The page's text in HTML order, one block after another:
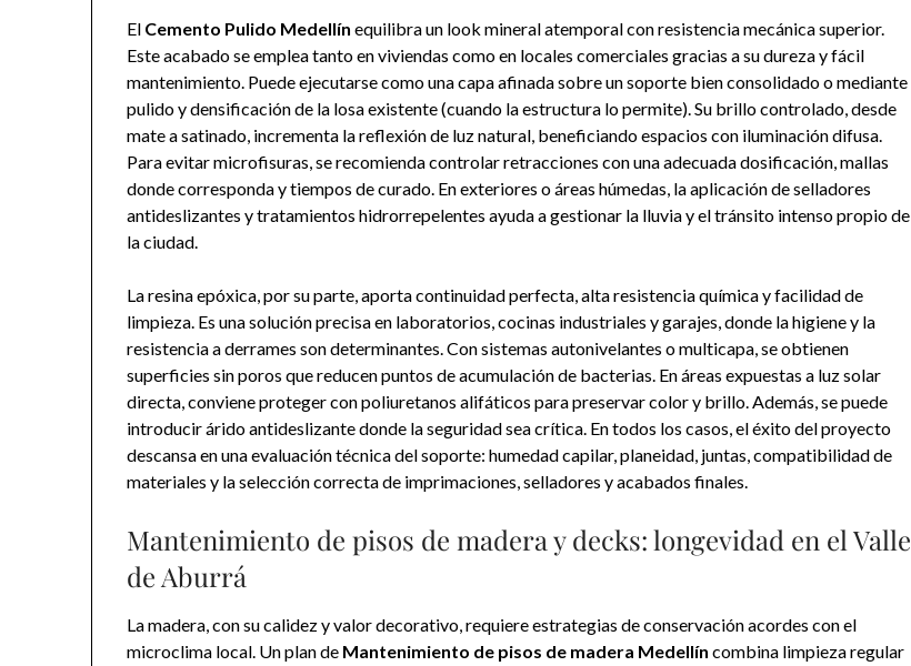
El Cemento Pulido Medellín equilibra un look mineral atemporal con resistencia mecánica superior.
Este acabado se emplea tanto en viviendas como en locales comerciales gracias a su dureza y fácil
mantenimiento. Puede ejecutarse como una capa afinada sobre un soporte bien consolidado o mediante
pulido y densificación de la losa existente (cuando la estructura lo permite). Su brillo controlado, desde
mate a satinado, incrementa la reflexión de luz natural, beneficiando espacios con iluminación difusa.
Para evitar microfisuras, se recomienda controlar retracciones con una adecuada dosificación, mallas
donde corresponda y tiempos de curado. En exteriores o áreas húmedas, la aplicación de selladores
antideslizantes y tratamientos hidrorrepelentes ayuda a gestionar la lluvia y el tránsito intenso propio de
la ciudad.
La resina epóxica, por su parte, aporta continuidad perfecta, alta resistencia química y facilidad de
limpieza. Es una solución precisa en laboratorios, cocinas industriales y garajes, donde la higiene y la
resistencia a derrames son determinantes. Con sistemas autonivelantes o multicapa, se obtienen
superficies sin poros que reducen puntos de acumulación de bacterias. En áreas expuestas a luz solar
directa, conviene proteger con poliuretanos alifáticos para preservar color y brillo. Además, se puede
introducir árido antideslizante donde la seguridad sea crítica. En todos los casos, el éxito del proyecto
descansa en una evaluación técnica del soporte: humedad capilar, planeidad, juntas, compatibilidad de
materiales y la selección correcta de imprimaciones, selladores y acabados finales.
Mantenimiento de pisos de madera y decks: longevidad en el Valle
de Aburrá
La madera, con su calidez y valor decorativo, requiere estrategias de conservación acordes con el
microclima local. Un plan de Mantenimiento de pisos de madera Medellín combina limpieza regular